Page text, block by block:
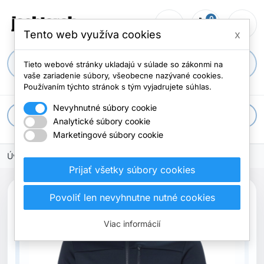
person_outline shopping_cart
0
Početmenu
apps Všetky kategórie
Úvodná stránka
Tento web využíva cookies x
Tieto webové stránky ukladajú v súlade so zákonmi na
vaše zariadenie súbory, všeobecne nazývané cookies.
Používaním týchto stránok s tým vyjadrujete súhlas.
Nevyhnutné súbory cookie
Analytické súbory cookie
Marketingové súbory cookie
Prijať všetky súbory cookies
Povoliť len nevyhnutne nutné cookies
Viac informácií